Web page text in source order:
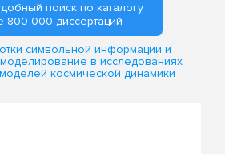
поиск по каталогу
800 000 диссертаций
символьной информации и
в исследованиях
космической динамики